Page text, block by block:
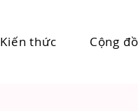
Kiến thức Cộng